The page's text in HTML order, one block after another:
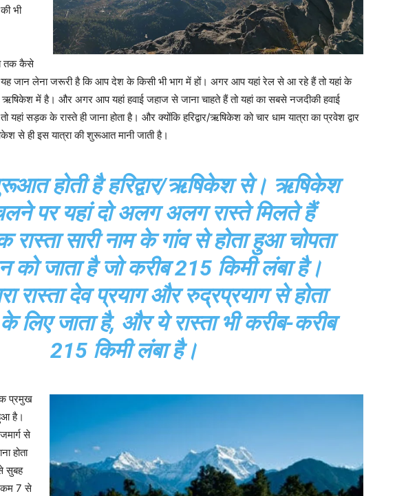
भी
तक कैसे
यह जान लेना जरूरी है कि आप देश के किसी भी भाग में हों। अगर आप यहां रेल से आ रहे हैं तो यहां के
में है। और अगर आप यहां हवाई जहाज से जाना चाहते हैं तो यहां का सबसे नजदीकी हवाई
सड़क के रास्ते ही जाना होता है। और क्योंकि हरिद्वार/ऋषिकेश को चार धाम यात्रा का प्रवेश द्वार
से ही इस यात्रा की शुरूआत मानी जाती है।
होती है हरिद्वार/ऋषिकेश से। ऋषिकेश
पर यहां दो अलग अलग रास्ते मिलते हैं
सारी नाम के गांव से होता हुआ चोपता
को जाता है जो करीब 215 किमी लंबा है।
रास्ता देव प्रयाग और रुद्रप्रयाग से होता
लिए जाता है, और ये रास्ता भी करीब-करीब
215 किमी लंबा है।
प्रमुख
है।
से
होता
सुबह
कम 7 से